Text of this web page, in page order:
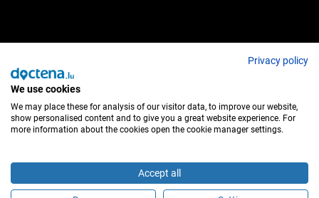
Privacy policy
We use cookies
We may place these for analysis of our visitor data, to improve our website,
show personalised content and to give you a great website experience. For
more information about the cookies open the cookie manager settings.
Accept all